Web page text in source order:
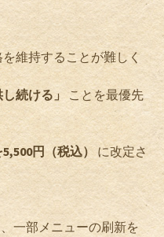
維持することが難しく
続ける」 ことを最優先
円（税込）
に改定さ
一部メニューの刷新を